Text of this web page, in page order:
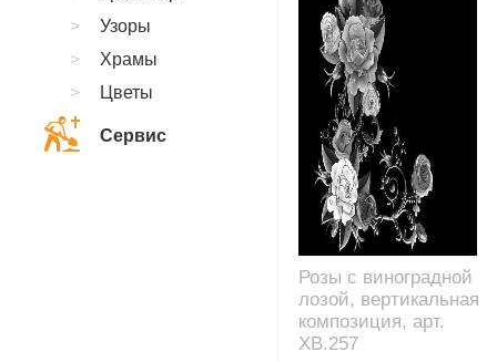
Розы с виноградной
лозой, вертикальная
композиция, арт.
XB.257
Узоры
Храмы
Цветы
Сервис